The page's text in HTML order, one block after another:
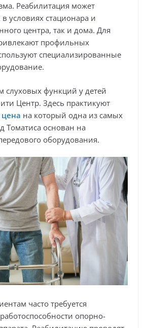
Реабилитация может
условиях стационара и
центра, так и дома. Для
профильных
специализированные
слуховых функций у детей
Центр. Здесь практикуют
на который одна из самых
Томатиса основан на
оборудования.
часто требуется
опорно-